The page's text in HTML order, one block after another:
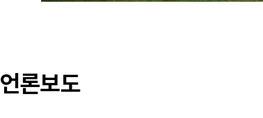
언론보도